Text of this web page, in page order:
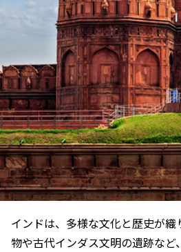
インドは、多様な文化と歴史が
物や古代インダス文明の遺跡な